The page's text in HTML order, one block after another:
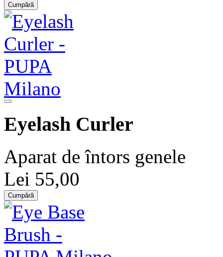
Cumpără
Eyelash Curler
Aparat de întors genele
Lei 55,00
Cumpără